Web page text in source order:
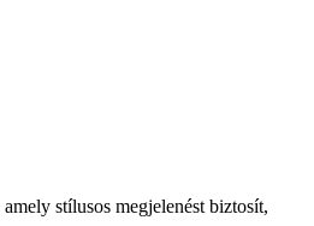
stílusos megjelenést biztosít,